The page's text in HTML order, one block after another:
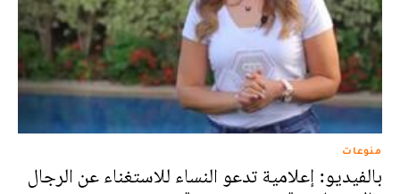
منوعات
بالفيديو: إعلامية تدعو النساء للاستغناء عن الرجال